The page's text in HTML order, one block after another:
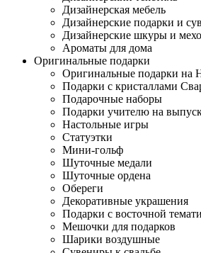
Дизайнерская мебель
Дизайнерские подарки и
Дизайнерские шкуры и
Ароматы для дома
Оригинальные подарки
Оригинальные подарки на
Подарки с кристаллами
Подарочные наборы
Подарки учителю на
Настольные игры
Статуэтки
Мини-гольф
Шуточные медали
Шуточные ордена
Обереги
Декоративные украшения
Подарки с восточной
Мешочки для подарков
Шарики воздушные